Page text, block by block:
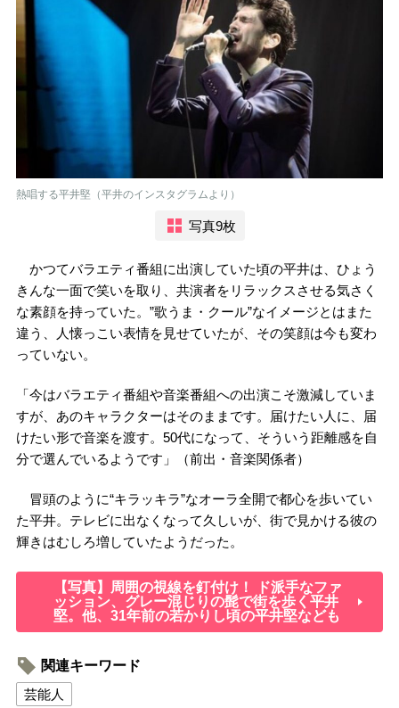
熱唱する平井堅（平井のインスタグラムより）
写真9枚
かつてバラエティ番組に出演していた頃の平井は、ひょう
きんな一面で笑いを取り、共演者をリラックスさせる気さく
な素顔を持っていた。”歌うま・クール”なイメージとはまた
違う、人懐っこい表情を見せていたが、その笑顔は今も変わ
っていない。
「今はバラエティ番組や音楽番組への出演こそ激減していま
すが、あのキャラクターはそのままです。届けたい人に、届
けたい形で音楽を渡す。50代になって、そういう距離感を自
分で選んでいるようです」（前出・音楽関係者）
冒頭のように“キラッキラ”なオーラ全開で都心を歩いてい
た平井。テレビに出なくなって久しいが、街で見かける彼の
輝きはむしろ増していたようだった。
【写真】周囲の視線を釘付け！ ド派手なファ
ッション、グレー混じりの髭で街を歩く平井
堅。他、31年前の若かりし頃の平井堅なども
関連キーワード
芸能人